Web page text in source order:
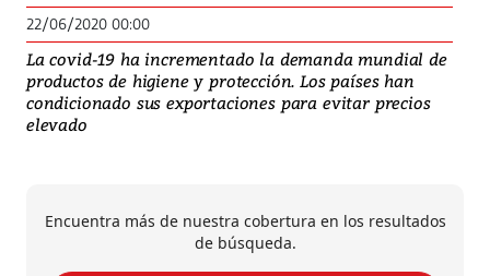
22/06/2020 00:00
La covid-19 ha incrementado la demanda mundial de
productos de higiene y protección. Los países han
condicionado sus exportaciones para evitar precios
elevado
Encuentra más de nuestra cobertura en los resultados
de búsqueda.